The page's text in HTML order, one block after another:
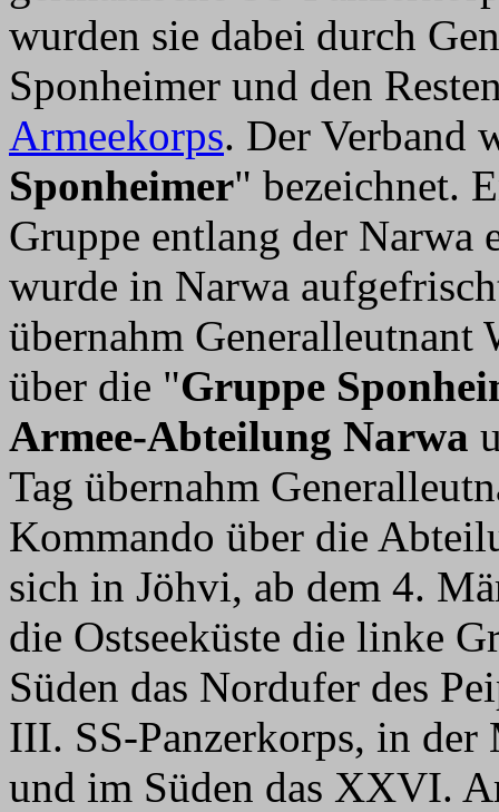
wurden sie dabei durch
Sponheimer und den
Armeekorps. Der Verband
Sponheimer" bezeichnet.
Gruppe entlang der
wurde in Narwa
übernahm
über die "Gruppe
Armee-Abteilung Narwa
Tag übernahm
Kommando über die
sich in Jöhvi, ab dem 4.
die Ostseeküste die linke
Süden das Nordufer des
III. SS-Panzerkorps, in
und im Süden das XXVI.